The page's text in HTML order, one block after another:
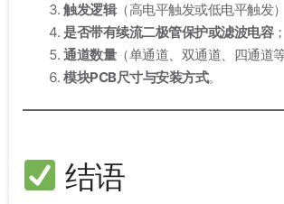
触发逻辑（高电平触发或低电平触发
是否带有续流二极管保护或滤波电容；
通道数量（单通道、双通道、四通道
模块PCB尺寸与安装方式。
结语